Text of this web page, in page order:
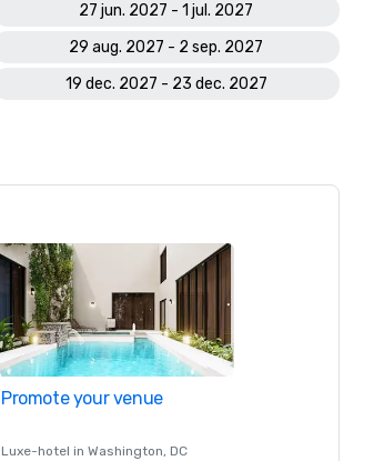
27 jun. 2027 - 1 jul. 2027
29 aug. 2027 - 2 sep. 2027
19 dec. 2027 - 23 dec. 2027
Promote your venue
Luxe-hotel in Washington, DC